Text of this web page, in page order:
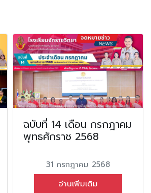
ฉบับที่ 14 เดือน กรกฎาคม
พุทธศักราช 2568
31 กรกฎาคม 2568
อ่านเพิ่มเติม